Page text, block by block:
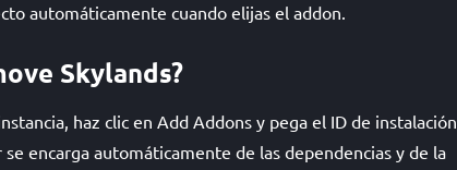
automáticamente cuando elijas el addon.
Skylands?
haz clic en Add Addons y pega el ID de instalación
encarga automáticamente de las dependencias y de la